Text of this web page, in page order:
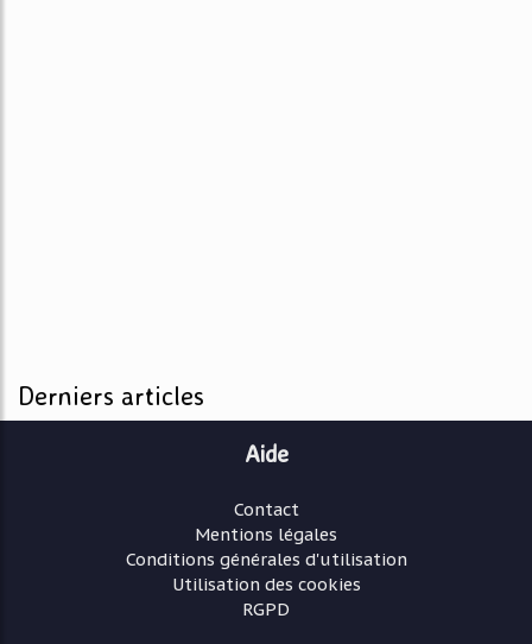
Derniers articles
Aide
Contact
Mentions légales
Conditions générales d'utilisation
Utilisation des cookies
RGPD